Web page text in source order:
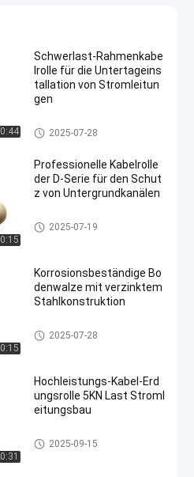
Schwerlast-Rahmenkabe
lrolle für die Untertageins
tallation von Stromleitun
gen
Kabel-Rollenscheiben
2025-07-28
Professionelle Kabelrolle
der D-Serie für den Schut
z von Untergrundkanälen​
Kabel-Rollenscheiben
2025-07-19
Korrosionsbeständige Bo
denwalze mit verzinktem
Stahlkonstruktion
Kabel-Rollenscheiben
2025-07-28
Hochleistungs-Kabel-Erd
ungsrolle 5KN Last Stroml
eitungsbau
Kabel-Rollenscheiben
2025-09-15